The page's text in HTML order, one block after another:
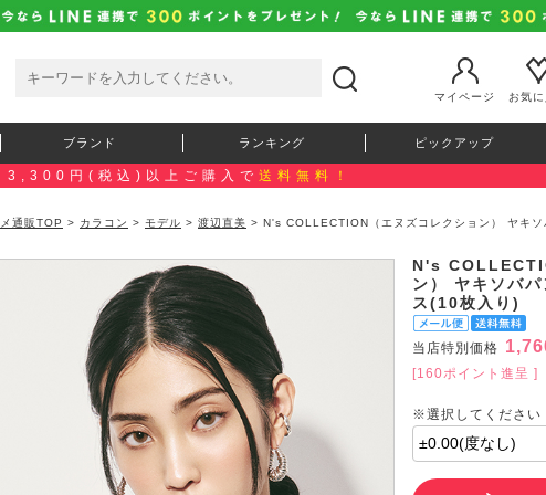
マイページ
お気に
ブランド ランキング ピックアップ
3,300円(税込)以上ご購入で 送料無料！
通販TOP > カラコン > モデル > 渡辺直美 > N's COLLECTION（エヌズコレクション） ヤキ
N's
ン） ヤキソバ
ス(10枚入り)
当店特別価格
[160ポイント進呈 ]